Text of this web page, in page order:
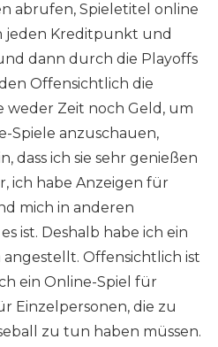
abrufen, Spieletitel online
jeden Kreditpunkt und
dann durch die Playoffs
Offensichtlich die
weder Zeit noch Geld, um
Spiele anzuschauen,
dass ich sie sehr genießen
ich habe Anzeigen für
mich in anderen
ist. Deshalb habe ich ein
Offensichtlich ist
ein Online-Spiel für
Einzelpersonen, die zu
zu tun haben müssen.